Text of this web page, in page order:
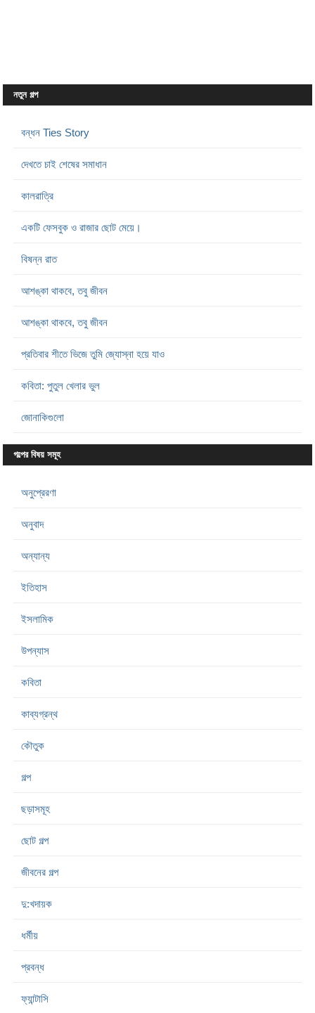
নতুন গল্প
বন্ধন Ties Story
দেখতে চাই শেষের সমাধান
কালরাত্রি
একটি ফেসবুক ও রাজার ছোট মেয়ে।
বিষন্ন রাত
আশঙ্কা থাকবে, তবু জীবন
আশঙ্কা থাকবে, তবু জীবন
প্রতিবার শীতে ভিজে তুমি জ্যোস্না হয়ে যাও
কবিতা: পুতুল খেলার ভুল
জোনাকিগুলো
গল্পের বিষয় সমূহ
অনুপ্রেরণা
অনুবাদ
অন্যান্য
ইতিহাস
ইসলামিক
উপন্যাস
কবিতা
কাব্যগ্রন্থ
কৌতুক
গল্প
ছড়াসমূহ
ছোট গল্প
জীবনের গল্প
দু:খদায়ক
ধর্মীয়
প্রবন্ধ
ফ্যান্টাসি